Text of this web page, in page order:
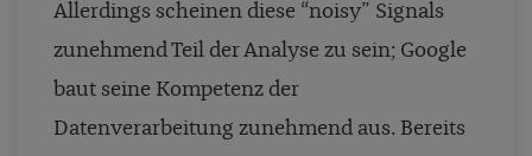
Allerdings scheinen diese “noisy” Signals
zunehmend Teil der Analyse zu sein; Google
baut seine Kompetenz der
Datenverarbeitung zunehmend aus. Bereits